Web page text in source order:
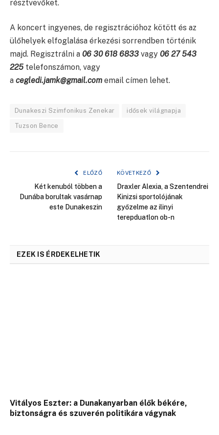
résztvevőket.
A koncert ingyenes, de regisztrációhoz kötött és az
ülőhelyek elfoglalása érkezési sorrendben történik
majd. Regisztrálni a 06 30 618 6833 vagy 06 27 543
225 telefonszámon, vagy
a cegledi.jamk@gmail.com email címen lehet.
Dunakeszi Szimfonikus Zenekar idősek világnapja
Tuzson Bence
ELŐZŐ
Két kenuból többen a
Dunába borultak vasárnap
este Dunakeszin
KÖVETKEZŐ
Draxler Alexia, a Szentendrei
Kinizsi sportolójának
győzelme az ilinyi
terepduatlon ob-n
EZEK IS ÉRDEKELHETIK
Vitályos Eszter: a Dunakanyarban élők békére,
biztonságra és szuverén politikára vágynak